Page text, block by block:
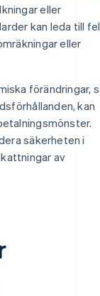
eller
kan leda till
eller
förändringar,
kan
säkerheten i
av